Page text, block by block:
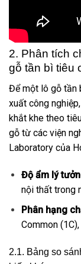
2. Phân tích
gỗ tần bì tiêu
Để một lô gỗ tần
xuất công
khắt khe theo
gỗ từ các viện
Laboratory của
Độ ẩm lý
nội thất trong
Phân hạng
Common
2.1. Bảng so